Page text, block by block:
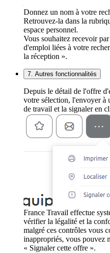
Donnez un nom à votre
Retrouvez-la dans la
espace personnel.
Vous souhaitez recevoir
d'emploi liées à votre
la réception ».
7. Autres fonctionnalités
Depuis le détail de l'offre
votre sélection, l'envoyer à
de travail et la signaler en
France Travail effectue
vérifier la légalité et la
malgré ces contrôles vous
inappropriés, vous pouvez
« Signaler cette offre ».